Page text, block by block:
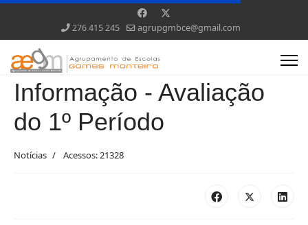
276 415 245 agrupgmbce@gmail.com
Informação - Avaliação
do 1º Período
Notícias Acessos: 21328